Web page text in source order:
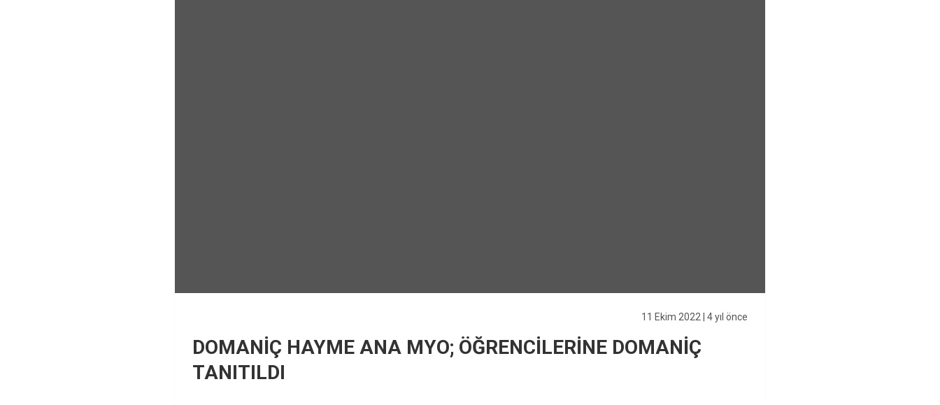
11 Ekim 2022 | 4 yıl önce
DOMANİÇ HAYME ANA MYO; ÖĞRENCİLERİNE DOMANİÇ
TANITILDI